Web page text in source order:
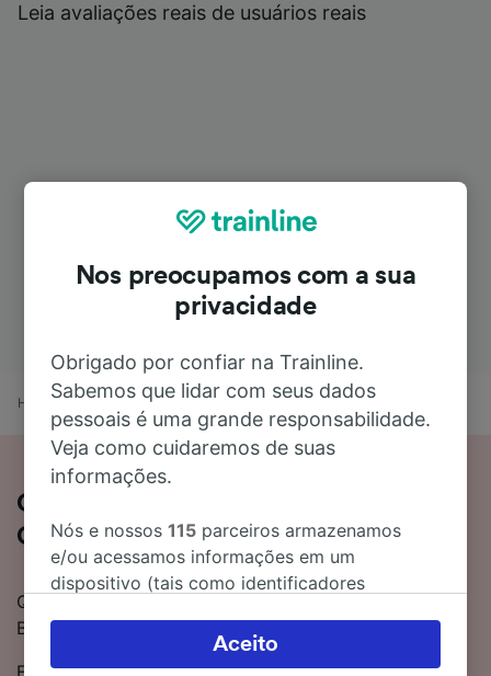
Leia avaliações reais de usuários reais
Home Horários de trem Brive-la-Gaillarde para Porto
Como viajar de trem de Brive-la-
Gaillarde para Porto
Quer mais informações sobre como ir de trem de
Brive-la-Gaillarde para Porto? Nós temos a resposta.
Existem cerca de 2 trens por dia entre Brive-la-
Nos preocupamos com a sua
privacidade
Obrigado por confiar na Trainline.
Sabemos que lidar com seus dados
pessoais é uma grande responsabilidade.
Veja como cuidaremos de suas
informações.
Nós e nossos115 parceiros armazenamos
e/ou acessamos informações em um
dispositivo (tais como identificadores
pessoais. Você pode aceitar ou gerenciar as
suas escolhas (incluindo o seu direito se opor
Aceito